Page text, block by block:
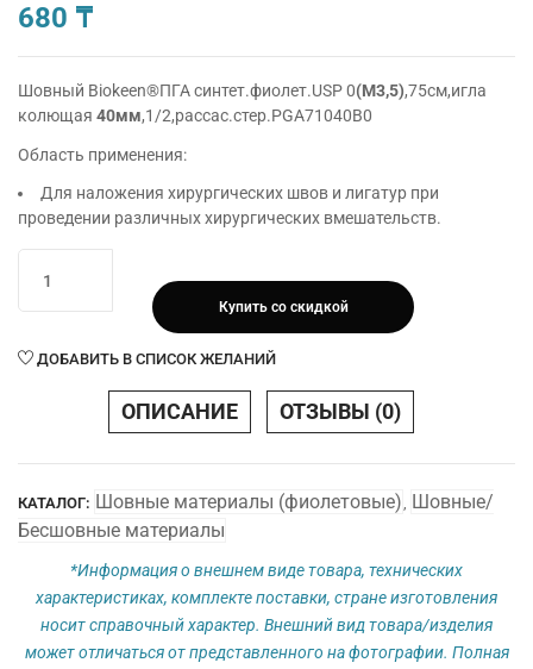
680 ₸
Шовный Biokeen®ПГА синтет.фиолет.USP 0(М3,5),75см,игла
колющая 40мм,1/2,рассас.стер.PGA71040B0
Область применения:
Для наложения хирургических швов и лигатур при
проведении различных хирургических вмешательств.
товара
Шовный
синтет.фиолет.USP
Купить со скидкой
ДОБАВИТЬ В СПИСОК ЖЕЛАНИЙ
ОПИСАНИЕ ОТЗЫВЫ (0)
КАТАЛОГ: Шовные материалы (фиолетовые), Шовные/
Бесшовные материалы
*Информация о внешнем виде товара, технических
характеристиках, комплекте поставки, стране изготовления
носит справочный характер. Внешний вид товара/изделия
может отличаться от представленного на фотографии. Полная